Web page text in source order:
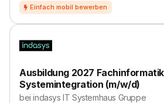
Ausbildung 2027
Systemintegration (m/w/d)
beiindasys IT Systemhaus Gruppe